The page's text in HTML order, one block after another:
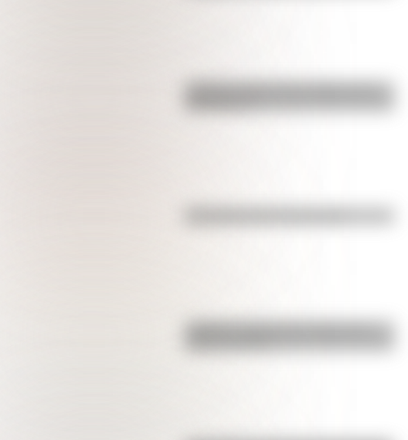
¿Sabías cómo fue la infancia de
¿Sabías cuál fue la mascota de